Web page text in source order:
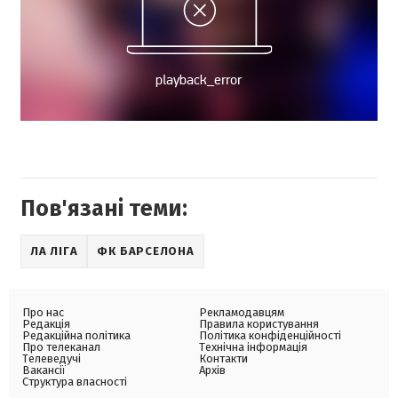
Пов'язані теми:
ЛА ЛІГА ФК БАРСЕЛОНА
Про нас
Редакція
Редакційна політика
Про телеканал
Телеведучі
Вакансії
Структура власності
Рекламодавцям
Правила користування
Політика конфіденційності
Технічна інформація
Контакти
Архів